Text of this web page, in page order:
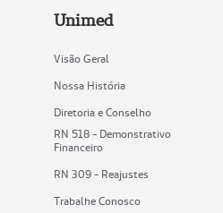
Unimed
Visão Geral
Nossa História
Diretoria e Conselho
RN 518 - Demonstrativo
Financeiro
RN 309 - Reajustes
Trabalhe Conosco